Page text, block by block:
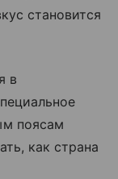
становится
в
поясам
как страна